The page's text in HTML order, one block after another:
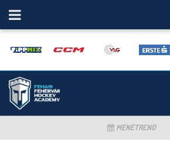
MENETREND